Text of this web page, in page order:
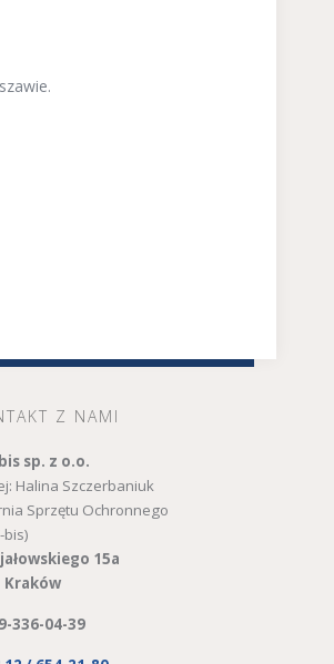
Z NAMI
sp. z o.o.
Halina Szczerbaniuk
Sprzętu Ochronnego
bis)
15a
Kraków
336-04-39